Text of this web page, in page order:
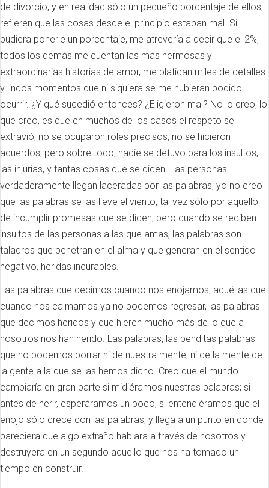
de divorcio, y en realidad sólo un pequeño porcentaje de ellos,
refieren que las cosas desde el principio estaban mal. Si
pudiera ponerle un porcentaje, me atrevería a decir que el 2%;
todos los demás me cuentan las más hermosas y
extraordinarias historias de amor, me platican miles de detalles
y lindos momentos que ni siquiera se me hubieran podido
ocurrir. ¿Y qué sucedió entonces? ¿Eligieron mal? No lo creo, lo
que creo, es que en muchos de los casos el respeto se
extravió, no se ocuparon roles precisos, no se hicieron
acuerdos, pero sobre todo, nadie se detuvo para los insultos,
las injurias, y tantas cosas que se dicen. Las personas
verdaderamente llegan laceradas por las palabras; yo no creo
que las palabras se las lleve el viento, tal vez sólo por aquello
de incumplir promesas que se dicen; pero cuando se reciben
insultos de las personas a las que amas, las palabras son
taladros que penetran en el alma y que generan en el sentido
negativo, heridas incurables.
Las palabras que decimos cuando nos enojamos, aquéllas que
cuando nos calmamos ya no podemos regresar, las palabras
que decimos heridos y que hieren mucho más de lo que a
nosotros nos han herido. Las palabras, las benditas palabras
que no podemos borrar ni de nuestra mente, ni de la mente de
la gente a la que se las hemos dicho. Creo que el mundo
cambiaría en gran parte si midiéramos nuestras palabras; si
antes de herir, esperáramos un poco, si entendiéramos que el
enojo sólo crece con las palabras, y llega a un punto en donde
pareciera que algo extraño hablara a través de nosotros y
destruyera en un segundo aquello que nos ha tomado un
tiempo en construir.